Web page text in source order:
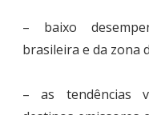
– baixo
brasileira e da zona
– as tendências